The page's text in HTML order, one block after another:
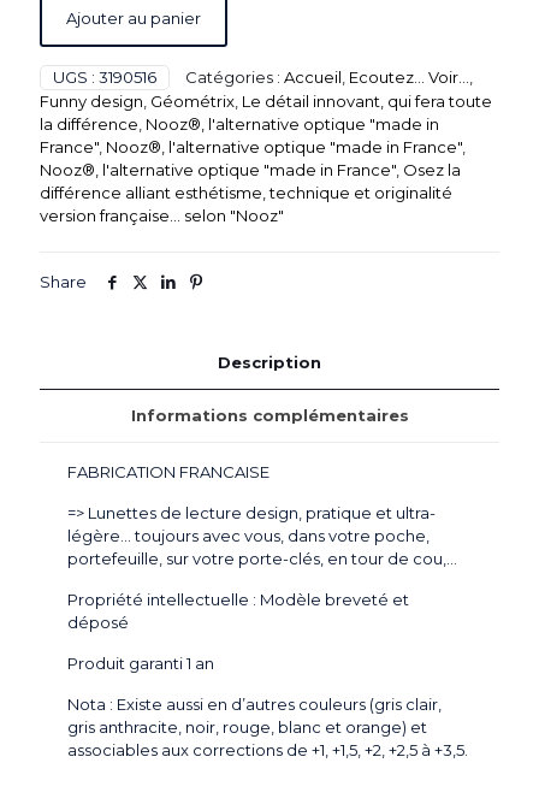
Ajouter au panier
UGS : 3190516 Catégories : Accueil Ecoutez... Voir...
Funny design Géométrix Le détail innovant, qui fera toute
la différence Nooz®, l'alternative optique "made in
France" Nooz®, l'alternative optique "made in France"
Nooz®, l'alternative optique "made in France" Osez la
différence alliant esthétisme, technique et originalité
version française... selon "Nooz"
Share
Description
Informations complémentaires
FABRICATION FRANCAISE
=> Lunettes de lecture design, pratique et ultra-
légère… toujours avec vous, dans votre poche,
portefeuille, sur votre porte-clés, en tour de cou,…
Propriété intellectuelle : Modèle breveté et
déposé
Produit garanti 1 an
Nota : Existe aussi en d’autres couleurs (gris clair,
gris anthracite, noir, rouge, blanc et orange) et
associables aux corrections de +1, +1,5, +2, +2,5 à +3,5.